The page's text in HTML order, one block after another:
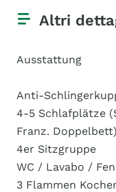
Altri
Ausstattung
Anti-
4-5 Schlafplätze
Franz. Doppelbett)
4er Sitzgruppe
WC / Lavabo /
3 Flammen